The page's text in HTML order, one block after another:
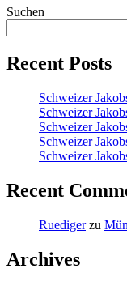
Suchen
Recent Posts
Schweizer
Schweizer
Schweizer
Schweizer
Schweizer
Recent
Ruedigerzu
Archives